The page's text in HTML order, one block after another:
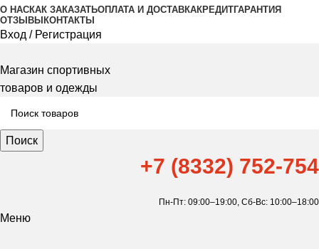
О НАСКАК ЗАКАЗАТЬОПЛАТА И ДОСТАВКАКРЕДИТГАРАНТИЯ
ОТЗЫВЫ КОНТАКТЫ
Вход / Регистрация
Магазин спортивных
товаров и одежды
Поиск
+7 (8332) 752-754
Пн-Пт: 09:00–19:00, Сб-Вс: 10:00–18:00
Меню